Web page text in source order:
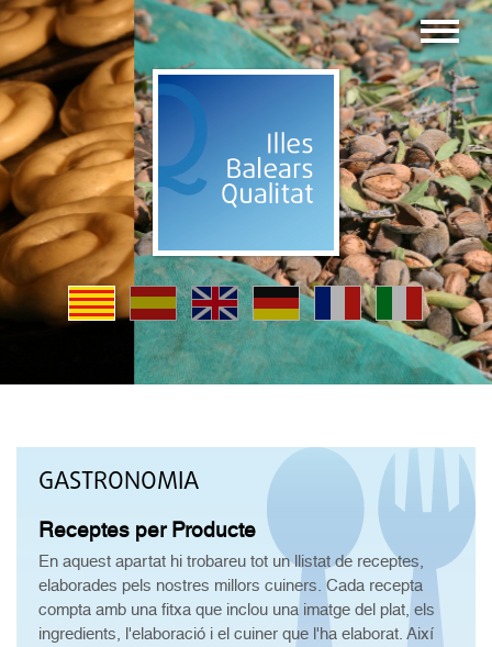
GASTRONOMIA
Receptes per Producte
En aquest apartat hi trobareu tot un llistat de receptes,
elaborades pels nostres millors cuiners. Cada recepta
compta amb una fitxa que inclou una imatge del plat, els
ingredients, l'elaboració i el cuiner que l'ha elaborat. Així